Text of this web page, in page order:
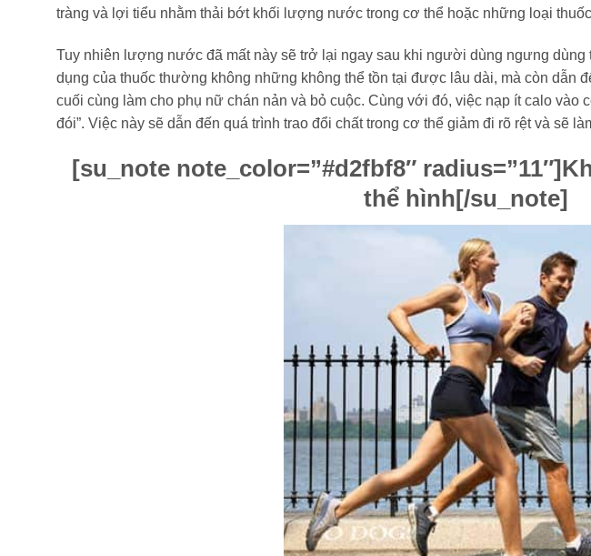
tràng và lợi tiểu nhằm thải bớt khối lượng nước trong cơ thể hoặc những loại
Tuy nhiên lượng nước đã mất này sẽ trở lại ngay sau khi người dùng ngưng dùng
dụng của thuốc thường không những không thể tồn tại được lâu dài, mà còn dẫn
cuối cùng làm cho phụ nữ chán nản và bỏ cuộc. Cùng với đó, việc nạp ít calo vào
đói”. Việc này sẽ dẫn đến quá trình trao đổi chất trong cơ thể giảm đi rõ rệt và sẽ
[su_note note_color=”#d2fbf8″ radius=”11″]
thể hình[/su_note]